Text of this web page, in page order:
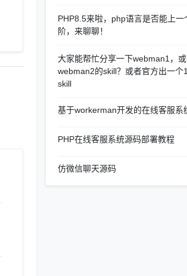
PHP8.5来啦，php语言是否能上一
阶，来聊聊！
大家能帮忙分享一下webman1，
webman2的skill？或者官方出一个
skill
基于workerman开发的在线客服系
PHP在线客服系统源码部署教程
仿微信聊天源码